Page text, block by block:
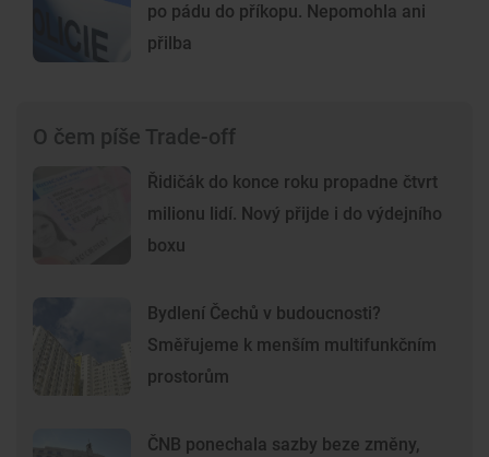
po pádu do příkopu. Nepomohla ani
přilba
O čem píše Trade-off
Řidičák do konce roku propadne čtvrt
milionu lidí. Nový přijde i do výdejního
boxu
Bydlení Čechů v budoucnosti?
Směřujeme k menším multifunkčním
prostorům
ČNB ponechala sazby beze změny,